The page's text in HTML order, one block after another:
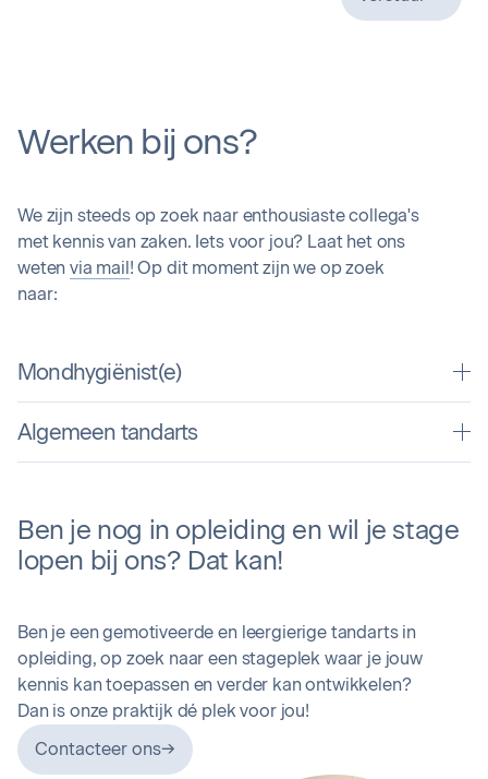
Werken bij ons?
We zijn steeds op zoek naar enthousiaste collega's
met kennis van zaken. Iets voor jou? Laat het ons
wetenvia mail! Op dit moment zijn we op zoek
naar:
Mondhygiënist(e)
Algemeen tandarts
Ben je nog in opleiding en wil je stage
lopen bij ons? Dat kan!
Ben je een gemotiveerde en leergierige tandarts in
opleiding, op zoek naar een stageplek waar je jouw
kennis kan toepassen en verder kan ontwikkelen?
Dan is onze praktijk dé plek voor jou!
Contacteer ons→